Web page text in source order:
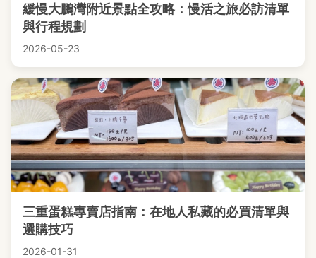
緩慢大鵬灣附近景點全攻略：慢活之旅必訪清單
與行程規劃
2026-05-23
三重蛋糕專賣店指南：在地人私藏的必買清單與
選購技巧
2026-01-31